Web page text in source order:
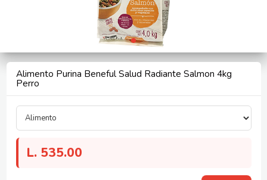
Alimento Purina Beneful Salud Radiante Salmon 4kg
Perro
L. 535.00